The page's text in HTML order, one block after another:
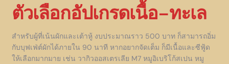
ตัวเลือกอัปเกรดเนื้อ–ทะเล
สำหรับผู้ที่เน้นผักและเต้าหู้ งบประมาณราว 500 บาท ก็สามารถอิ่ม
กับบุฟเฟ่ต์ผักได้ภายใน 90 นาที หากอยากจัดเต็ม ก็มีเนื้อและซีฟู้ด
ให้เลือกมากมาย เช่น วากิวออสเตรเลีย M7 หมูอิเบริโก้สเปน หมู